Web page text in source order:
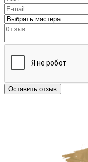
Оставить отзыв